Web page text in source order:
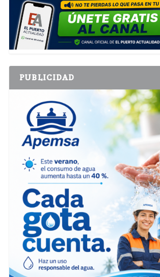
PUBLICIDAD